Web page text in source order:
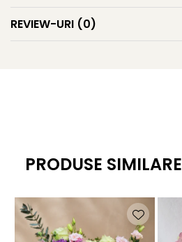
REVIEW-URI (0)
PRODUSE SIMILARE